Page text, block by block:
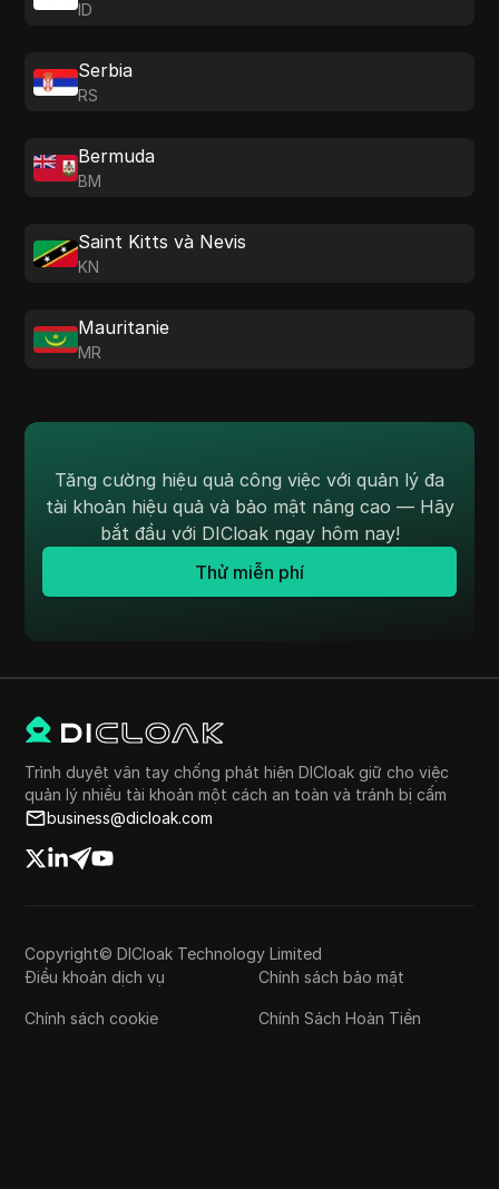
ID
Serbia
RS
Bermuda
BM
Saint Kitts và Nevis
KN
Mauritanie
MR
Tăng cường hiệu quả công việc với quản lý đa
tài khoản hiệu quả và bảo mật nâng cao — Hãy
bắt đầu với DICloak ngay hôm nay!
Thử miễn phí
Trình duyệt vân tay chống phát hiện DICloak giữ cho việc
quản lý nhiều tài khoản một cách an toàn và tránh bị cấm
business@dicloak.com
Copyright© DICloak Technology Limited
Điều khoản dịch vụ
Chính sách bảo mật
Chính sách cookie Chính Sách Hoàn Tiền